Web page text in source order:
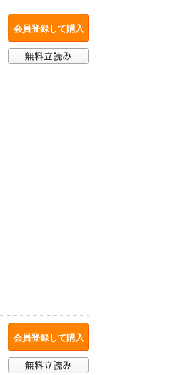
会員登録して購入
会員登録して購入